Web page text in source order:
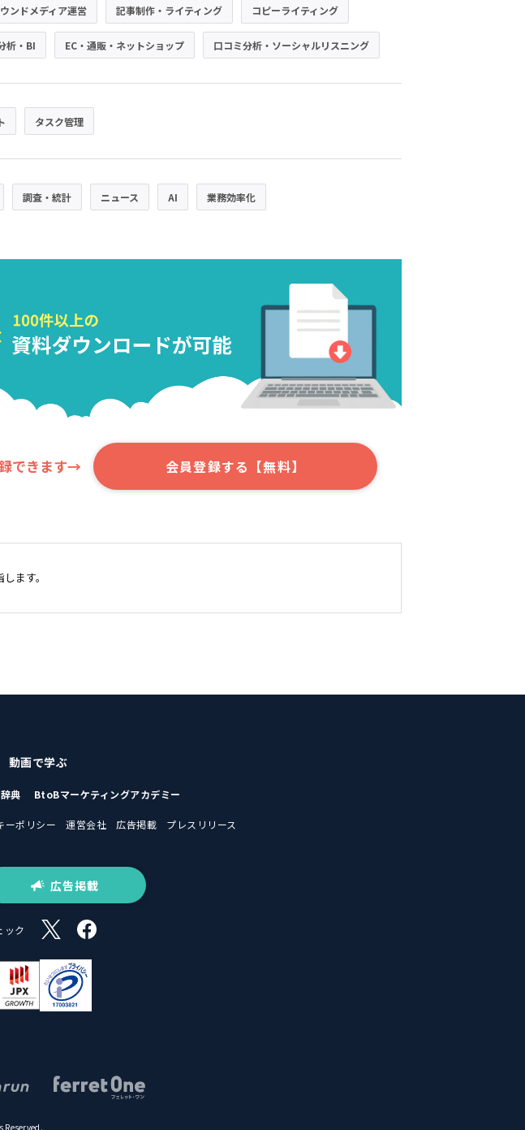
ンドメディア運営 記事制作・ライティング コピーライティング
析・BI EC・通販・ネットショップ 口コミ分析・ソーシャルリスニング
タスク管理
調査・統計 ニュース AI 業務効率化
できます→ 会員登録する【無料】
ます。
動画で学ぶ
典 BtoBマーケティングアカデミー
ーポリシー 運営会社 広告掲載 プレスリリース
広告掲載
ック
Reserved.